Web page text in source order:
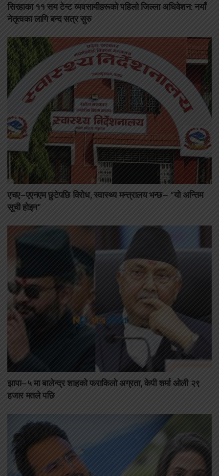
सिरहाका ११ सय टेन्ट व्यवसायीहरूको पहिलो जिल्ला अधिवेशन: नयाँ
नेतृत्वका लागि बन्द सत्र सुरु
एचए–एएनएम छुटेपछि विरोध, स्वास्थ्य मन्त्रालय भन्छ– “यो अन्तिम
सूची होइन”
झापा–५ मा बालेन्द्र शाहको फराकिलो अग्रता, केपी शर्मा ओली २९
हजार मतले पछि